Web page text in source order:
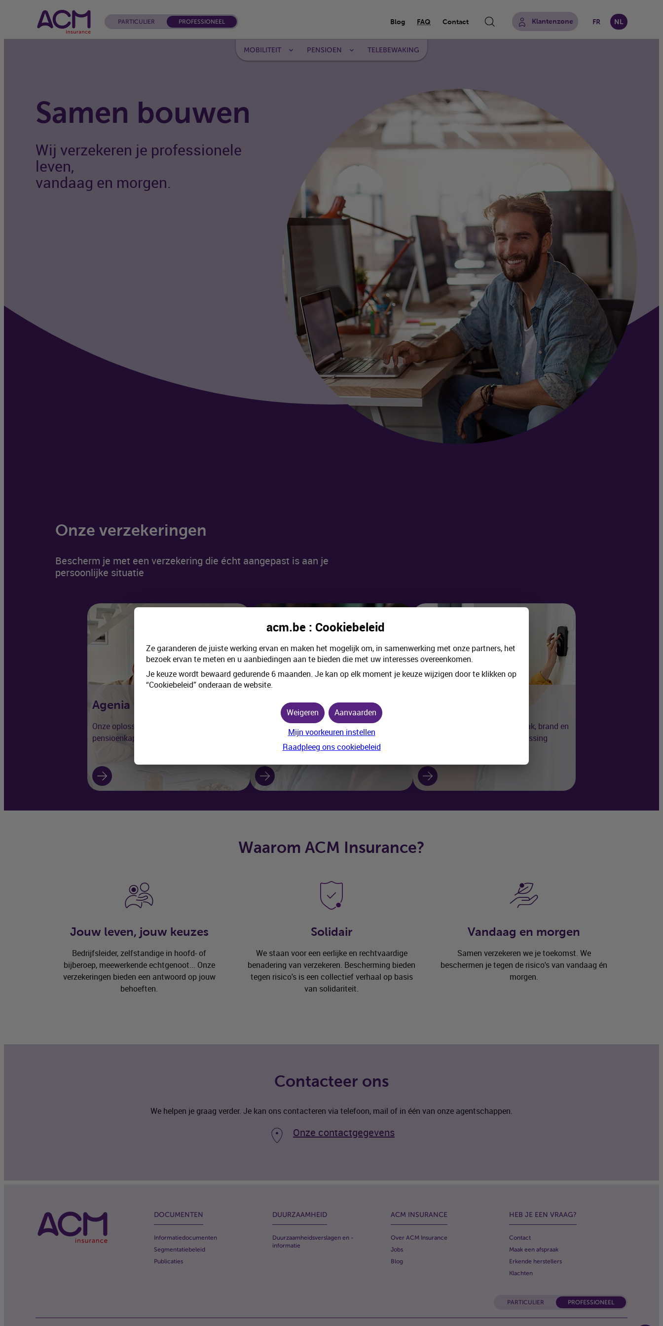
PARTICULIER PROFESSIONEEL Blog FAQ Contact
Zoeken op website
Klantenzone FR NL
MOBILITEIT PENSIOEN TELEBEWAKING
Samen bouwen
Wij verzekeren je professionele
leven,
vandaag en morgen.
Onze verzekeringen
Bescherm je met een verzekering die écht aangepast is aan je
persoonlijke situatie
Agenia
Onze oplossing voor een aanvullend
pensioenkapitaal voor zelfstandigen
AgeniaBusiness IPT
Een aanvullend pensioen via jouw bedrijf,
volledig op maat
Bescherm je bedrijf tegen inbraak, brand en
agressie dankzij onze all-in oplossing
Waarom ACM Insurance?
Jouw leven, jouw keuzes
Bedrijfsleider, zelfstandige in hoofd- of
bijberoep, meewerkende echtgenoot... Onze
verzekeringen bieden een antwoord op jouw
behoeften.
Solidair
We staan voor een eerlijke en rechtvaardige
benadering van verzekeren. Bescherming bieden
tegen risico's is een collectief verhaal op basis
van solidariteit.
Vandaag en morgen
Samen verzekeren we je toekomst. We
beschermen je tegen de risico's van vandaag én
morgen.
Contacteer ons
We helpen je graag verder. Je kan ons contacteren via telefoon, mail of in één van onze agentschappen.
Onze contactgegevens
DOCUMENTEN
Informatiedocumenten
Segmentatiebeleid
Publicaties
DUURZAAMHEID
Duurzaamheidsverslagen en -
informatie
ACM INSURANCE
Over ACM Insurance
Jobs
Blog
HEB JE EEN VRAAG?
Contact
Maak een afspraak
Erkende herstellers
Klachten
PARTICULIER PROFESSIONEEL
acm.be : Cookiebeleid
Ze garanderen de juiste werking ervan en maken het mogelijk om, in samenwerking met onze partners, het
bezoek ervan te meten en u aanbiedingen aan te bieden die met uw interesses overeenkomen.
Je keuze wordt bewaard gedurende 6 maanden. Je kan op elk moment je keuze wijzigen door te klikken op
“Cookiebeleid” onderaan de website.
Aanvaarden
Weigeren
Mijn voorkeuren instellen
Raadpleeg ons cookiebeleid